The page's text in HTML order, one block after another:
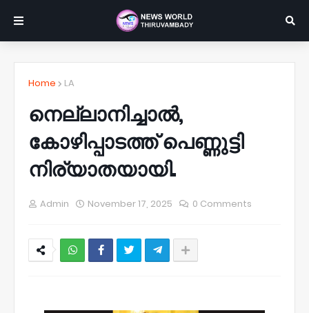
Home LA
നെല്ലാനിച്ചാൽ,
കോഴിപ്പാടത്ത് പെണ്ണുട്ടി
നിര്യാതയായി.
Admin November 17, 2025 0 Comments